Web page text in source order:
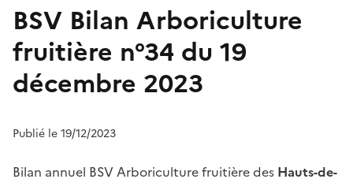
BSV Bilan Arboriculture
fruitière n°34 du 19
décembre 2023
Publié le 19/12/2023
Bilan annuel BSV Arboriculture fruitière des Hauts-de-